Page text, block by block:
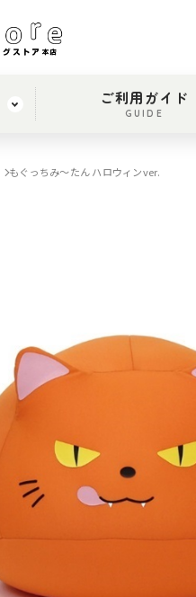
ご利用ガイド
GUIDE
もぐっちみ～たん ハロウィンver.